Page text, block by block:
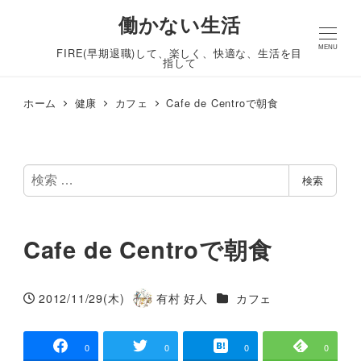
働かない生活
FIRE(早期退職)して、楽しく、快適な、生活を目
指して
MENU
ホーム 健康 カフェ Cafe de Centroで朝食
検
索
検索
Cafe de Centroで朝食
投稿日
2012/11/29(木)
著
有村 好人 カテゴリー
カフェ
0 0 0 0